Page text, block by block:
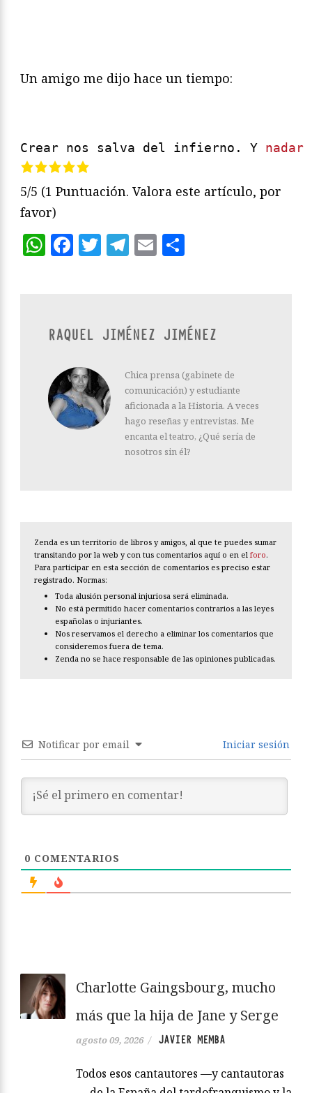
Un amigo me dijo hace un tiempo:
Crear nos salva del infierno. Y nadar
5/5 (1 Puntuación. Valora este artículo, por
favor)
WhatsApp
Facebook
Twitter
Telegram
Email
RAQUEL JIMÉNEZ JIMÉNEZ
Chica prensa (gabinete de
comunicación) y estudiante
aficionada a la Historia. A veces
hago reseñas y entrevistas. Me
encanta el teatro, ¿Qué sería de
nosotros sin él?
Zenda es un territorio de libros y amigos, al que te puedes sumar
transitando por la web y con tus comentarios aquí o en el foro.
Para participar en esta sección de comentarios es preciso estar
registrado. Normas:
Toda alusión personal injuriosa será eliminada.
No está permitido hacer comentarios contrarios a las leyes
españolas o injuriantes.
Nos reservamos el derecho a eliminar los comentarios que
consideremos fuera de tema.
Zenda no se hace responsable de las opiniones publicadas.
Notificar por email Iniciar sesión
0 COMENTARIOS
Charlotte Gaingsbourg, mucho
más que la hija de Jane y Serge
agosto 09, 2026 / JAVIER MEMBA
Todos esos cantautores —y cantautoras